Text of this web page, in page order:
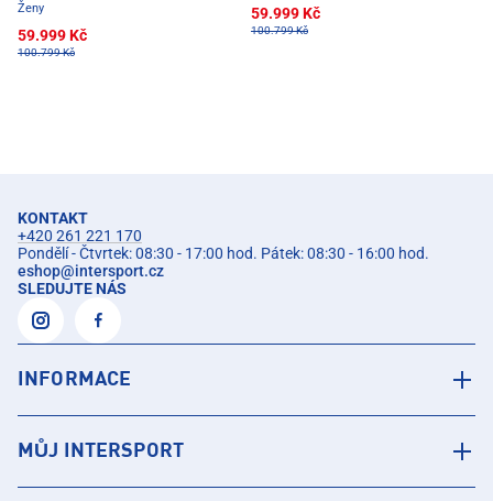
Ženy
59.999 Kč
100.799 Kč
59.999 Kč
100.799 Kč
KONTAKT
+420 261 221 170
Pondělí - Čtvrtek: 08:30 - 17:00 hod. Pátek: 08:30 - 16:00 hod.
eshop@intersport.cz
SLEDUJTE NÁS
INFORMACE
MŮJ INTERSPORT